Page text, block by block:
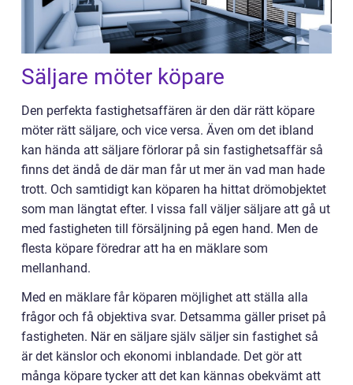
Säljare möter köpare
Den perfekta fastighetsaffären är den där rätt köpare
möter rätt säljare, och vice versa. Även om det ibland
kan hända att säljare förlorar på sin fastighetsaffär så
finns det ändå de där man får ut mer än vad man hade
trott. Och samtidigt kan köparen ha hittat drömobjektet
som man längtat efter. I vissa fall väljer säljare att gå ut
med fastigheten till försäljning på egen hand. Men de
flesta köpare föredrar att ha en mäklare som
mellanhand.
Med en mäklare får köparen möjlighet att ställa alla
frågor och få objektiva svar. Detsamma gäller priset på
fastigheten. När en säljare själv säljer sin fastighet så
är det känslor och ekonomi inblandade. Det gör att
många köpare tycker att det kan kännas obekvämt att